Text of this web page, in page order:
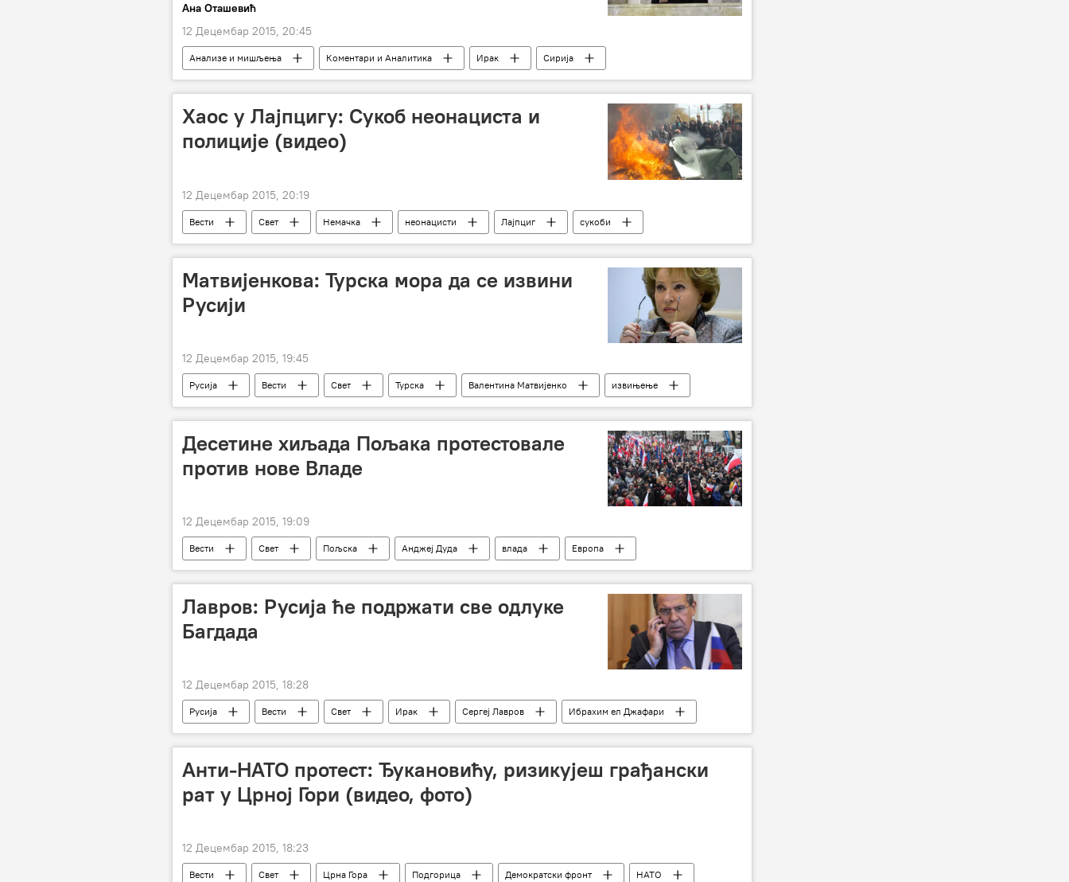
Ана Оташевић
12 Децембар 2015, 20:45
Анализе и мишљења Коментари и Аналитика Ирак
Сирија
Абу Бакар ел Багдади
ДАЕШ џихадисти
Хаос у Лајпцигу: Сукоб неонациста и
полиције (видео)
12 Децембар 2015, 20:19
Вести Свет Немачка неонацисти Лајпциг
сукоби
Европа
Матвијенкова: Турска мора да се извини
Русији
12 Децембар 2015, 19:45
Русија Вести Свет Турска Валентина Матвијенко
извињење
обарање руског војног авиона
Десетине хиљада Пољака протестовале
против нове Владе
12 Децембар 2015, 19:09
Вести Свет Пољска Анджеј Дуда влада Европа
Лавров: Русија ће подржати све одлуке
Багдада
12 Децембар 2015, 18:28
Русија Вести Свет Ирак Сергеј Лавров
Ибрахим ел Джафари
територијални суверенитет
Турска војска
Анти-НАТО протест: Ђукановићу, ризикујеш грађански
рат у Црној Гори (видео, фото)
12 Децембар 2015, 18:23
Вести Свет Црна Гора Подгорица Демократски фронт
НАТО